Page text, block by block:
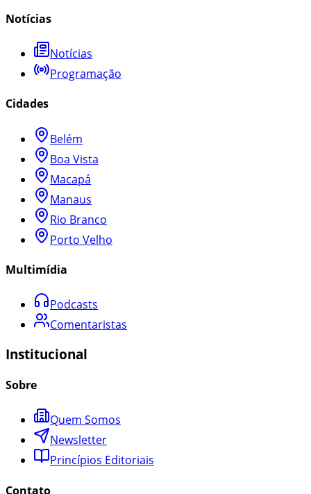
Notícias
Notícias
Programação
Cidades
Belém
Boa Vista
Macapá
Manaus
Rio Branco
Porto Velho
Multimídia
Podcasts
Comentaristas
Institucional
Sobre
Quem Somos
Newsletter
Princípios Editoriais
Contato